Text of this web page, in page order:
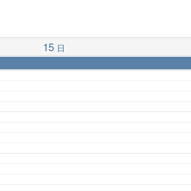
15 日